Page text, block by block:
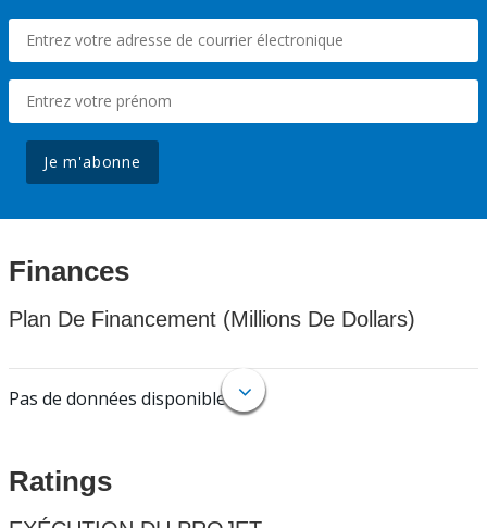
Je m'abonne
Finances
Plan De Financement (Millions De Dollars)
Pas de données disponibles.
Ratings